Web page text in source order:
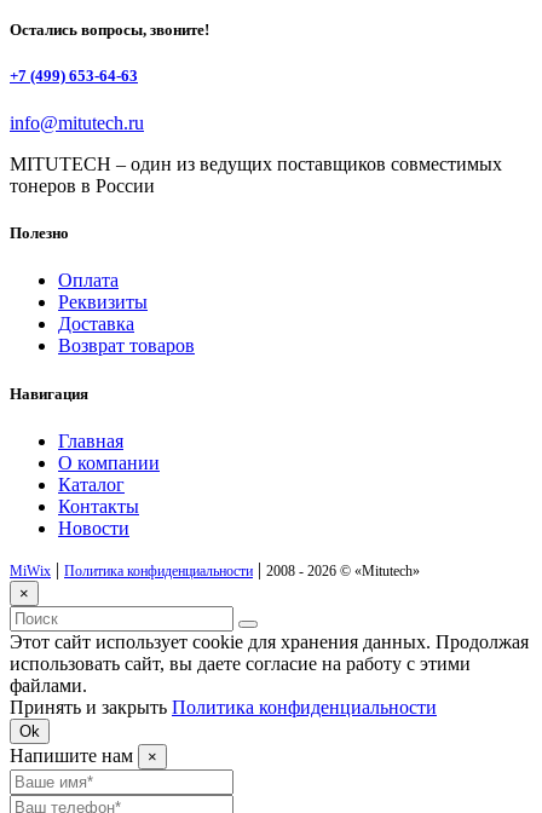
Остались вопросы, звоните!
+7 (499) 653-64-63
info@mitutech.ru
MITUTECH – один из ведущих поставщиков совместимых
тонеров в России
Полезно
Оплата
Реквизиты
Доставка
Возврат товаров
Навигация
Главная
О компании
Каталог
Контакты
Новости
MiWix | Политика конфиденциальности | 2008 - 2026 © «Mitutech»
×
Этот сайт использует cookie для хранения данных. Продолжая
использовать сайт, вы даете согласие на работу с этими
файлами.
Принять и закрыть Политика конфиденциальности
Ok
Напишите нам ×